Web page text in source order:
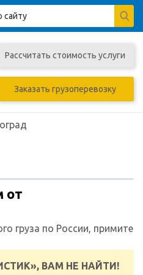
Рассчитать стоимость услуги
Заказать грузоперевозку
от
груза по России, примите
ВАМ НЕ НАЙТИ!